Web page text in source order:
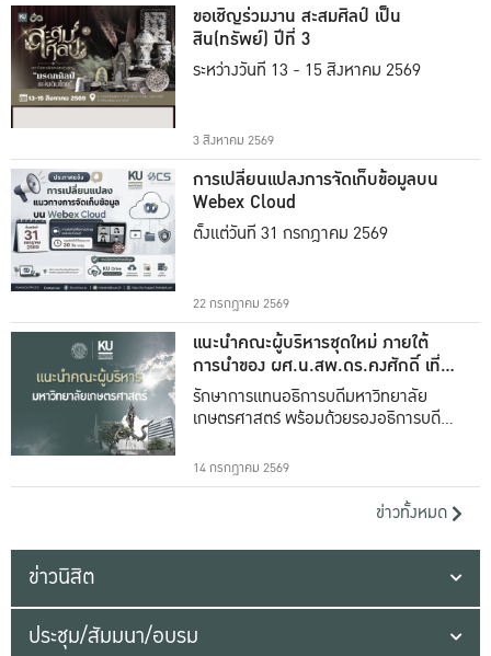
ขอเชิญร่วมงาน สะสมศิลป์ เป็น
สิน(ทรัพย์) ปีที่ 3
ระหว่างวันที่ 13 - 15 สิงหาคม 2569
3 สิงหาคม 2569
การเปลี่ยนแปลงการจัดเก็บข้อมูลบน
Webex Cloud
ตั้งแต่วันที่ 31 กรกฎาคม 2569
22 กรกฎาคม 2569
แนะนำคณะผู้บริหารชุดใหม่ ภายใต้
การนำของ ผศ.น.สพ.ดร.คงศักดิ์ เที่ยง
ธรรม
รักษาการแทนอธิการบดีมหาวิทยาลัย
เกษตรศาสตร์ พร้อมด้วยรองอธิการบดีทั้ง
14 กรกฎาคม 2569
ข่าวทั้งหมด
ข่าวนิสิต
ประชุม/สัมมนา/อบรม